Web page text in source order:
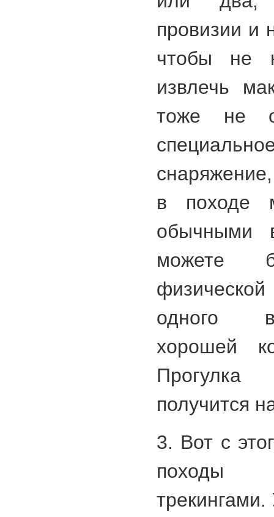
провизии и
чтобы не
извлечь
тоже не
в походе
обычными
можете
одного
хорошей
получится
3. Вот с
походы